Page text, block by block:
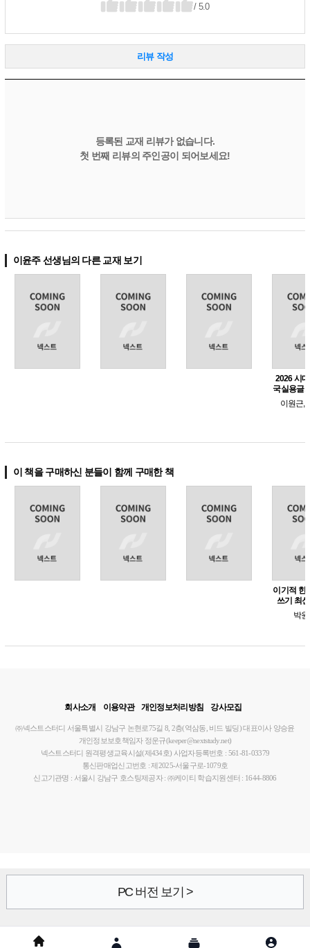
/ 5.0
리뷰 작성
등록된 교재 리뷰가 없습니다.
첫 번째 리뷰의 주인공이 되어보세요!
이윤주 선생님의 다른 교재 보기
2026 시
국실용글
기출로
이원근,
이 책을 구매하신 분들이 함께 구매한 책
이기적 한
쓰기 최
박
회사소개 이용약관 개인정보처리방침 강사모집
㈜넥스트스터디 서울특별시 강남구 논현로75길 8, 2층(역삼동, 비드 빌딩)대표이사 양승윤
개인정보보호책임자 정운규(keeper@nextstudy.net)
넥스트스터디 원격평생교육시설(제434호) 사업자등록번호 : 561-81-03379
통신판매업신고번호 : 제2025-서울구로-1079호
신고기관명 : 서울시 강남구 호스팅제공자 : ㈜케이티 학습지원센터 : 1644-8806
PC 버전 보기 >